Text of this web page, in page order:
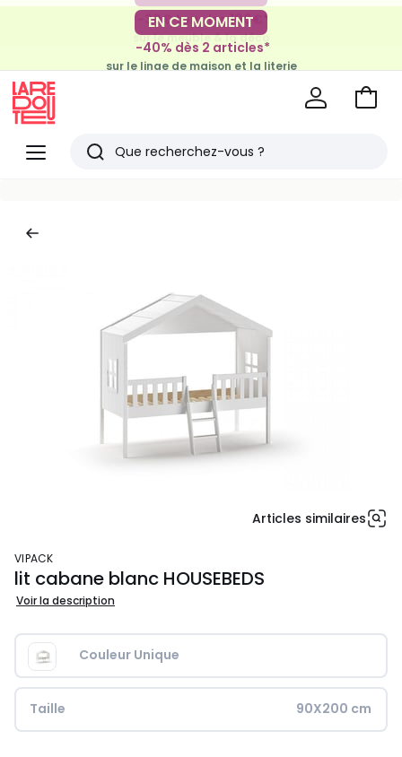
-30€ tous les 100€*
sur le meuble & la déco
EN CE MOMENT
-40% dès 2 articles*
sur le linge de maison et la literie
Menu
Redoute
Rechercher
Voir
Articles similaires
VIPACK
lit cabane blanc HOUSEBEDS
Voir la description
Couleur Unique
Taille 90X200 cm